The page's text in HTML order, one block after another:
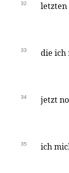
32 letzten
33 die ich
34 jetzt
35 ich